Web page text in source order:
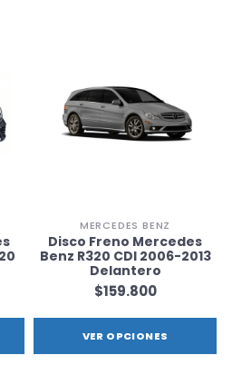
MERCEDES BENZ
Disco Freno Mercedes
Benz R320 CDI 2006-2013
Delantero
$159.800
VER OPCIONES